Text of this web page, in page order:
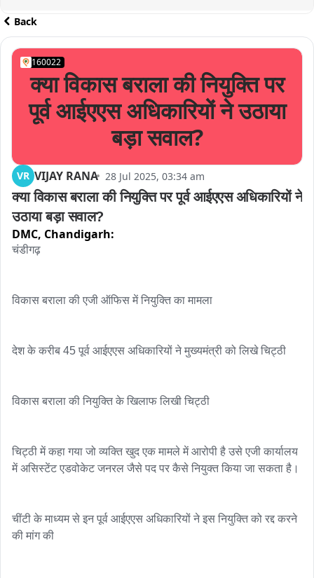
Back
160022
क्या विकास बराला की नियुक्ति पर
पूर्व आईएएस अधिकारियों ने उठाया
बड़ा सवाल?
VR VIJAY RANA 28 Jul 2025, 03:34 am
क्या विकास बराला की नियुक्ति पर पूर्व आईएएस अधिकारियों ने
उठाया बड़ा सवाल?
DMC, Chandigarh:
चंडीगढ़
विकास बराला की एजी ऑफिस में नियुक्ति का मामला
देश के करीब 45 पूर्व आईएएस अधिकारियों ने मुख्यमंत्री को लिखे चिट्ठी
विकास बराला की नियुक्ति के खिलाफ लिखी चिट्ठी
चिट्ठी में कहा गया जो व्यक्ति खुद एक मामले में आरोपी है उसे एजी कार्यालय
में असिस्टेंट एडवोकेट जनरल जैसे पद पर कैसे नियुक्त किया जा सकता है।
चींटी के माध्यम से इन पूर्व आईएएस अधिकारियों ने इस नियुक्ति को रद्द करने
की मांग की